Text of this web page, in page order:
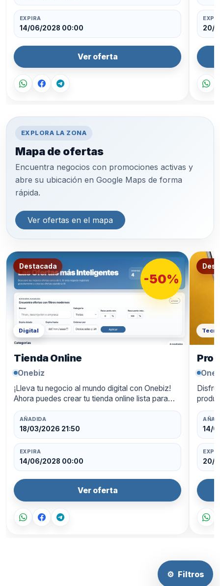
⚙ Filtros
EXPIRA
14/06/2028 00:00
Ver oferta
20/
EXPLORA LA ZONA
Mapa de ofertas
Encuentra negocios con promociones activas y
abre su ubicación en Google Maps de forma
rápida.
Ver ofertas en el mapa
Destacada
-50%
Digital
Tienda Online
Onebiz
¡Lleva tu negocio al mundo digital con Onebiz!
Ahora puedes crear tu tienda online lista para
funcionar las 24 horas, con un diseño
profesional y pagos integrados. Aprovecha un
50…
AÑADIDA
18/03/2026 21:50
EXPIRA
14/06/2028 00:00
Ver oferta
14/
20/